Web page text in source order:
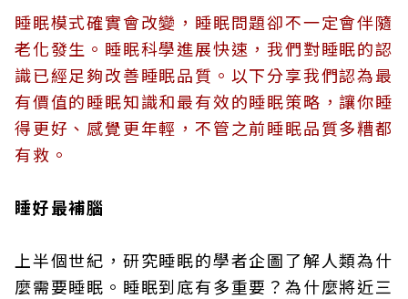
睡眠模式確實會改變，睡眠問題卻不一定會伴隨
老化發生。睡眠科學進展快速，我們對睡眠的認
識已經足夠改善睡眠品質。以下分享我們認為最
有價值的睡眠知識和最有效的睡眠策略，讓你睡
得更好、感覺更年輕，不管之前睡眠品質多糟都
有救。
睡好最補腦
上半個世紀，研究睡眠的學者企圖了解人類為什
麼需要睡眠。睡眠到底有多重要？為什麼將近三